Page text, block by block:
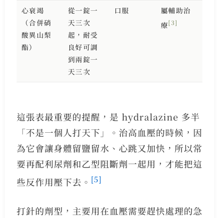
心衰竭
（合併硝
酸異山梨
酯）
從一錠一
天三次
起，耐受
良好可調
到兩錠一
天三次
口服
屬輔助治
療[3]
這張表最重要的提醒，是 hydralazine 多半
「不是一個人打天下」。治高血壓的時候，因
為它會讓身體留鹽留水、心跳又加快，所以常
要再配利尿劑和乙型阻斷劑一起用，才能把這
些反作用壓下去。 [5]
打針的劑型，主要用在血壓需要趕快處理的急